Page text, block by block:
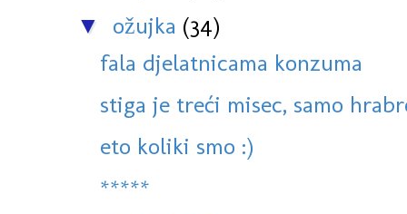
▼ ožujka (34)
fala djelatnicama konzuma
stiga je treći misec, samo
eto koliki smo :)
*****